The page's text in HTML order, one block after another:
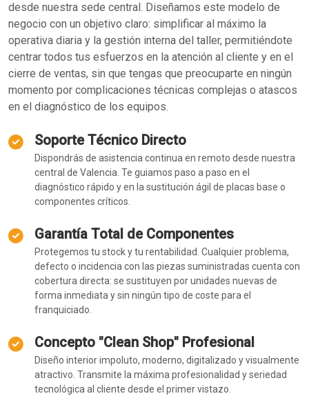
desde nuestra sede central. Diseñamos este modelo de
negocio con un objetivo claro: simplificar al máximo la
operativa diaria y la gestión interna del taller, permitiéndote
centrar todos tus esfuerzos en la atención al cliente y en el
cierre de ventas, sin que tengas que preocuparte en ningún
momento por complicaciones técnicas complejas o atascos
en el diagnóstico de los equipos.
Soporte Técnico Directo
Dispondrás de asistencia continua en remoto desde nuestra
central de Valencia. Te guiamos paso a paso en el
diagnóstico rápido y en la sustitución ágil de placas base o
componentes críticos.
Garantía Total de Componentes
Protegemos tu stock y tu rentabilidad. Cualquier problema,
defecto o incidencia con las piezas suministradas cuenta con
cobertura directa: se sustituyen por unidades nuevas de
forma inmediata y sin ningún tipo de coste para el
franquiciado.
Concepto "Clean Shop" Profesional
Diseño interior impoluto, moderno, digitalizado y visualmente
atractivo. Transmite la máxima profesionalidad y seriedad
tecnológica al cliente desde el primer vistazo.